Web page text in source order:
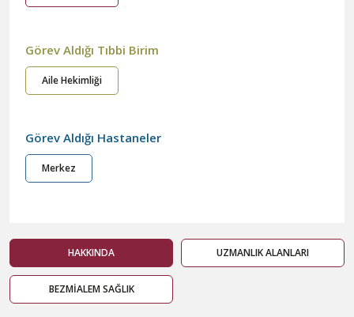
Görev Aldığı Tıbbi Birim
Aile Hekimliği
Görev Aldığı Hastaneler
Merkez
HAKKINDA UZMANLIK ALANLARI
BEZMİALEM SAĞLIK